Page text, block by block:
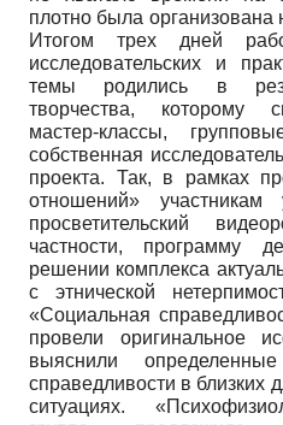
плотно была
Итогом трех дней
исследовательских и
темы родились в
творчества, которому
мастер-классы,
собственная
проекта. Так, в рамках
отношений» участникам
просветительский
частности, программу
решении комплекса
с этнической
«Социальная
провели оригинальное
выяснили
справедливости в близких
ситуациях.